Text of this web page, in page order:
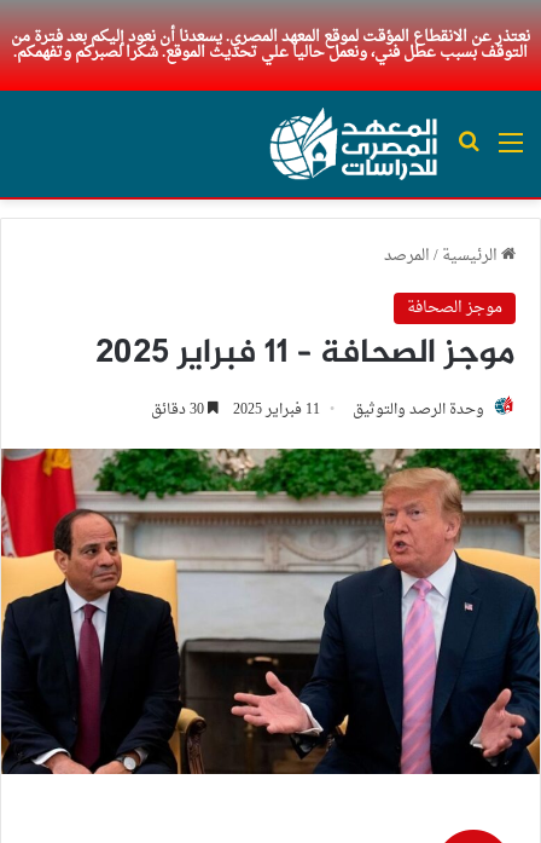
نعتذر عن الانقطاع المؤقت لموقع المعهد المصري. يسعدنا أن نعود إليكم بعد فترة من
التوقف بسبب عطل فني، ونعمل حاليا علي تحديث الموقع. شكرا لصبركم وتفهمكم.
القائمة بحث عن
الرئيسية/المرصد
موجز الصحافة
موجز الصحافة – 11 فبراير 2025
وحدة الرصد والتوثيق 11 فبراير 2025